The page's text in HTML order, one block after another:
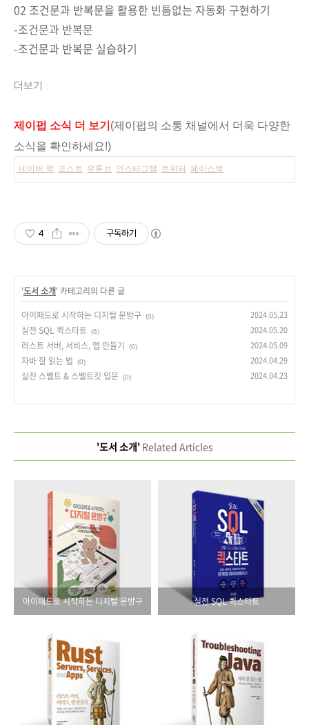
02 조건문과 반복문을 활용한 빈틈없는 자동화 구현하기
-조건문과 반복문
-조건문과 반복문 실습하기
더보기
제이펍 소식 더 보기 (제이펍의 소통 채널에서 더욱 다양한
소식을 확인하세요!)
네이버 책 포스트 유튜브 인스타그램 트위터 페이스북
4 구독하기
'도서 소개' 카테고리의 다른 글
아이패드로 시작하는 디지털 문방구 (0) 2024.05.23
실전 SQL 퀵스타트 (6) 2024.05.20
러스트 서버, 서비스, 앱 만들기 (0) 2024.05.09
자바 잘 읽는 법 (0) 2024.04.29
실전 스벨트 & 스벨트킷 입문 (0) 2024.04.23
'도서 소개'Related Articles
아이패드로 시작하는 디지털 문방구 실전 SQL 퀵스타트